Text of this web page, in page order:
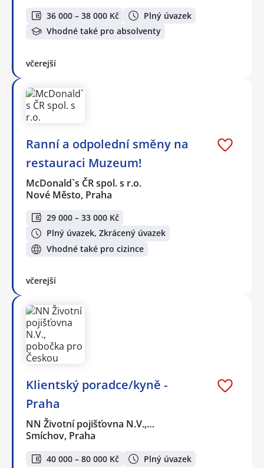
36 000 – 38 000 Kč
Plný úvazek
Vhodné také pro absolventy
včerejší
Ranní a odpolední směny na
restauraci Muzeum!
McDonald`s ČR spol. s r.o.
Nové Město, Praha
29 000 – 33 000 Kč
Plný úvazek, Zkrácený úvazek
Vhodné také pro cizince
včerejší
Klientský poradce/kyně -
Praha
NN Životní pojišťovna N.V.,…
Smíchov, Praha
40 000 – 80 000 Kč Plný úvazek